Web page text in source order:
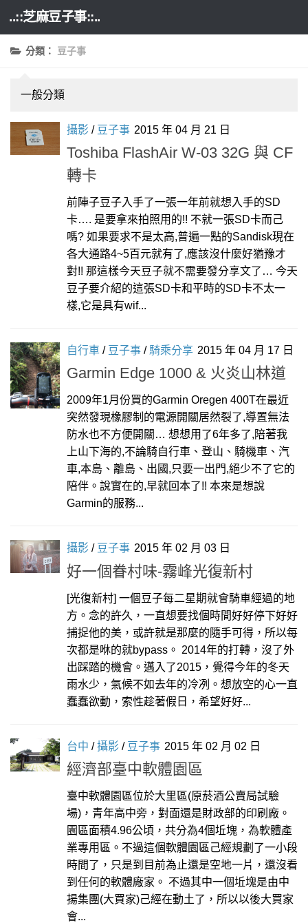
Skip to content
..::芝麻豆子事::..
分類： 豆子事
一般分類
攝影 / 豆子事 2015 年 04 月 21 日
Toshiba FlashAir W-03 32G 與 CF
轉卡
前陣子豆子入手了一張一年前就想入手的SD
卡…. 是要拿來拍照用的!! 不就一張SD卡而己
嗎? 如果要求不是太高,普遍一點的Sandisk現在
各大通路4~5百元就有了,應該沒什麼好猶豫才
對!! 那這樣今天豆子就不需要發分享文了… 今天
豆子要介紹的這張SD卡和平時的SD卡不太一
樣,它是具有wif...
自行車 / 豆子事 / 騎乘分享 2015 年 04 月 17 日
Garmin Edge 1000 & 火炎山林道
2009年1月份買的Garmin Oregen 400T在最近
突然發現橡膠制的電源開關居然裂了,導置無法
防水也不方便開關… 想想用了6年多了,陪著我
上山下海的,不論騎自行車、登山、騎機車、汽
車,本島、離島、出國,只要一出門,絕少不了它的
陪伴。說實在的,早就回本了!! 本來是想說
Garmin的服務...
攝影 / 豆子事 2015 年 02 月 03 日
好一個眷村味-霧峰光復新村
[光復新村] 一個豆子每二星期就會騎車經過的地
方。念的許久，一直想要找個時間好好停下好好
捕捉他的美，或許就是那麼的隨手可得，所以每
次都是咻的就bypass。 2014年的打轉，沒了外
出踩踏的機會。邁入了2015，覺得今年的冬天
雨水少，氣候不如去年的冷冽。想放空的心一直
蠢蠢欲動，索性趁著假日，希望好好...
台中 /攝影 / 豆子事 2015 年 02 月 02 日
經濟部臺中軟體園區
臺中軟體園區位於大里區(原菸酒公賣局試驗
場)，青年高中旁，對面還是財政部的印刷廠。
園區面積4.96公頃，共分為4個坵塊，為軟體產
業專用區。不過這個軟體園區己經規劃了一小段
時間了，只是到目前為止還是空地一片，還沒看
到任何的軟體廠家。 不過其中一個坵塊是由中
揚集團(大買家)己經在動土了，所以以後大買家
會...